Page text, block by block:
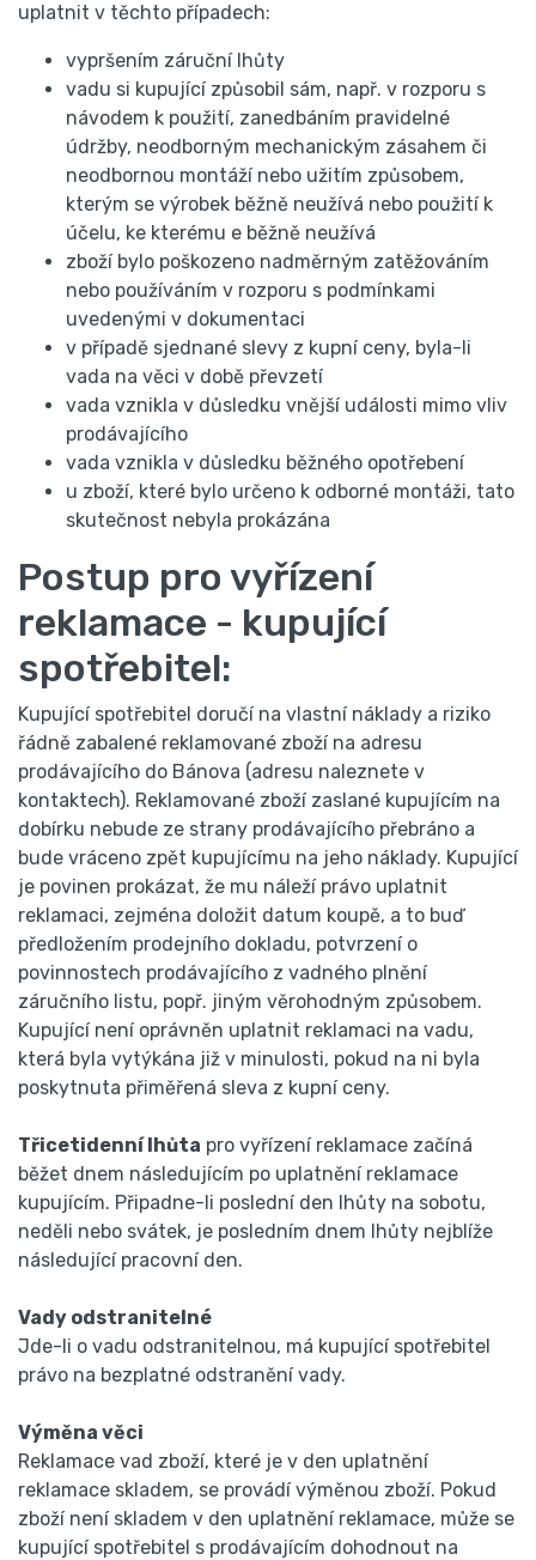
uplatnit v těchto případech:
vypršením záruční lhůty
vadu si kupující způsobil sám, např. v rozporu s
návodem k použití, zanedbáním pravidelné
údržby, neodborným mechanickým zásahem či
neodbornou montáží nebo užitím způsobem,
kterým se výrobek běžně neužívá nebo použití k
účelu, ke kterému e běžně neužívá
zboží bylo poškozeno nadměrným zatěžováním
nebo používáním v rozporu s podmínkami
uvedenými v dokumentaci
v případě sjednané slevy z kupní ceny, byla-li
vada na věci v době převzetí
vada vznikla v důsledku vnější události mimo vliv
prodávajícího
vada vznikla v důsledku běžného opotřebení
u zboží, které bylo určeno k odborné montáži, tato
skutečnost nebyla prokázána
Postup pro vyřízení
reklamace - kupující
spotřebitel:
Kupující spotřebitel doručí na vlastní náklady a riziko
řádně zabalené reklamované zboží na adresu
prodávajícího do Bánova (adresu naleznete v
kontaktech). Reklamované zboží zaslané kupujícím na
dobírku nebude ze strany prodávajícího přebráno a
bude vráceno zpět kupujícímu na jeho náklady. Kupující
je povinen prokázat, že mu náleží právo uplatnit
reklamaci, zejména doložit datum koupě, a to buď
předložením prodejního dokladu, potvrzení o
povinnostech prodávajícího z vadného plnění
záručního listu, popř. jiným věrohodným způsobem.
Kupující není oprávněn uplatnit reklamaci na vadu,
která byla vytýkána již v minulosti, pokud na ni byla
poskytnuta přiměřená sleva z kupní ceny.
Třicetidenní lhůta pro vyřízení reklamace začíná
běžet dnem následujícím po uplatnění reklamace
kupujícím. Připadne-li poslední den lhůty na sobotu,
neděli nebo svátek, je posledním dnem lhůty nejblíže
následující pracovní den.
Vady odstranitelné
Jde-li o vadu odstranitelnou, má kupující spotřebitel
právo na bezplatné odstranění vady.
Výměna věci
Reklamace vad zboží, které je v den uplatnění
reklamace skladem, se provádí výměnou zboží. Pokud
zboží není skladem v den uplatnění reklamace, může se
kupující spotřebitel s prodávajícím dohodnout na